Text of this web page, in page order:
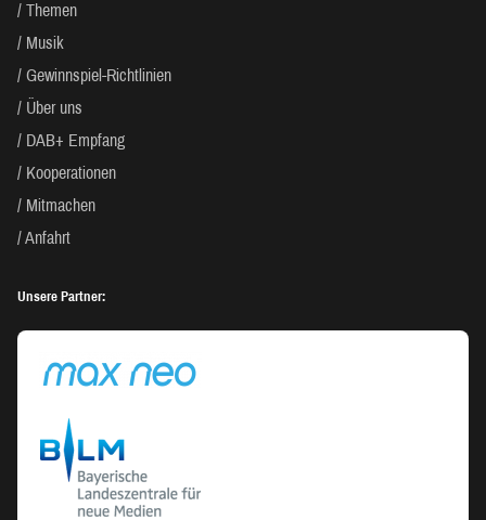
Themen
Musik
Gewinnspiel-Richtlinien
Über uns
DAB+ Empfang
Kooperationen
Mitmachen
Anfahrt
Unsere Partner: